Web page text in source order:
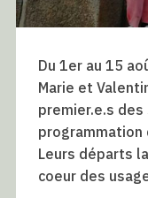
Du 1er au 15
Marie et
premier.e.s
programmation
Leurs départs
coeur des